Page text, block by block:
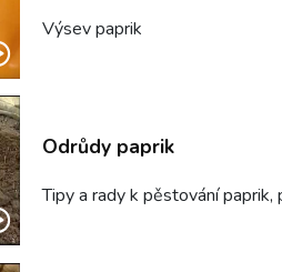
Výsev paprik
Odrůdy paprik
Tipy a rady k pěstování